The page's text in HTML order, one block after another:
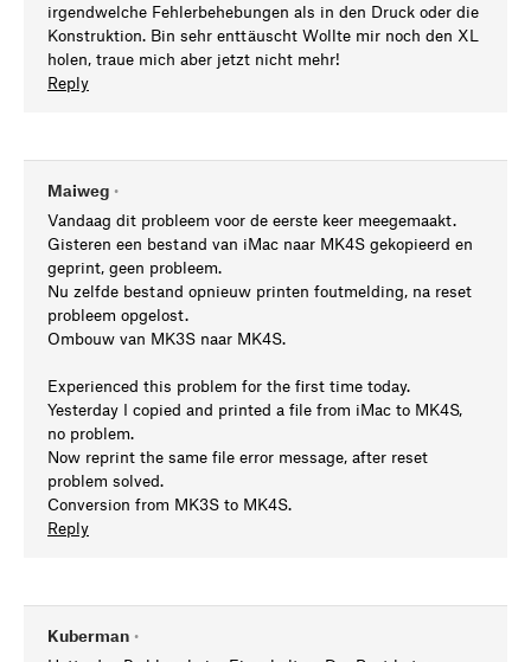
irgendwelche Fehlerbehebungen als in den Druck oder die
Konstruktion. Bin sehr enttäuscht Wollte mir noch den XL
holen, traue mich aber jetzt nicht mehr!
Reply
Maiweg •
Vandaag dit probleem voor de eerste keer meegemaakt.
Gisteren een bestand van iMac naar MK4S gekopieerd en
geprint, geen probleem.
Nu zelfde bestand opnieuw printen foutmelding, na reset
probleem opgelost.
Ombouw van MK3S naar MK4S.
Experienced this problem for the first time today.
Yesterday I copied and printed a file from iMac to MK4S,
no problem.
Now reprint the same file error message, after reset
problem solved.
Conversion from MK3S to MK4S.
Reply
Kuberman •